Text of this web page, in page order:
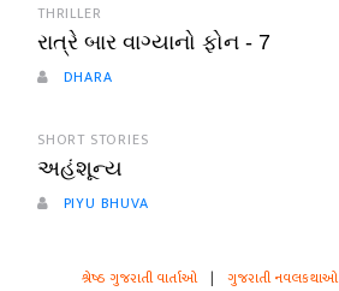
THRILLER
રાત્રે બાર વાગ્યાનો ફોન - 7
DHARA
SHORT STORIES
અહંશૂન્ય
PIYU BHUVA
શ્રેષ્ઠ ગુજરાતી વાર્તાઓ | ગુજરાતી નવલકથાઓ